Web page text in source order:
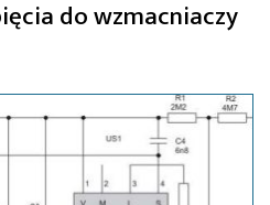
do wzmacniaczy